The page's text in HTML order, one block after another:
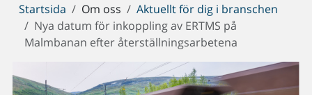
Du
är
här:
Startsida Om oss
Aktuellt för dig i branschen
Nya datum för inkoppling av ERTMS på
Malmbanan efter återställningsarbetena